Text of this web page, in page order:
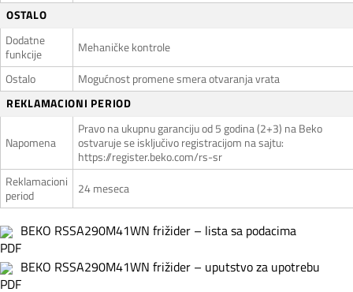
OSTALO
Dodatne
funkcije
Mehaničke kontrole
Ostalo
Mogućnost promene smera otvaranja vrata
REKLAMACIONI PERIOD
Napomena
Pravo na ukupnu garanciju od 5 godina (2+3) na Beko
ostvaruje se isključivo registracijom na sajtu:
https://register.beko.com/rs-sr
Reklamacioni
period
24 meseca
BEKO RSSA290M41WN frižider – lista sa podacima
BEKO RSSA290M41WN frižider – uputstvo za upotrebu